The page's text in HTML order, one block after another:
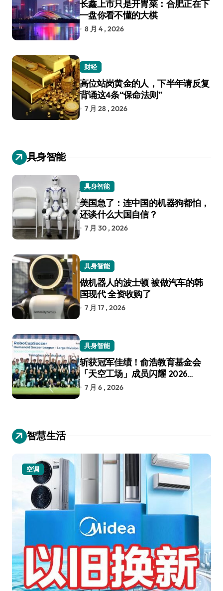
长鑫上市只是开胃菜：合肥正在下
一盘你看不懂的大棋
8 月 4 , 2026
财经
高位站岗黄金的人，下半年请反复
背诵这4条“保命法则”
7 月 28 , 2026
具身智能
具身智能
美国急了：连中国的机器狗都怕，
还谈什么大国自信？
7 月 30 , 2026
具身智能
做机器人的波士顿 被做汽车的韩
国现代 全资收购了
7 月 17 , 2026
具身智能
斩获冠军佳绩！俞浩教育基金会
「天空工场」成员闪耀 2026
RoboCup 机器人世界杯
7 月 6 , 2026
智慧生活
空调